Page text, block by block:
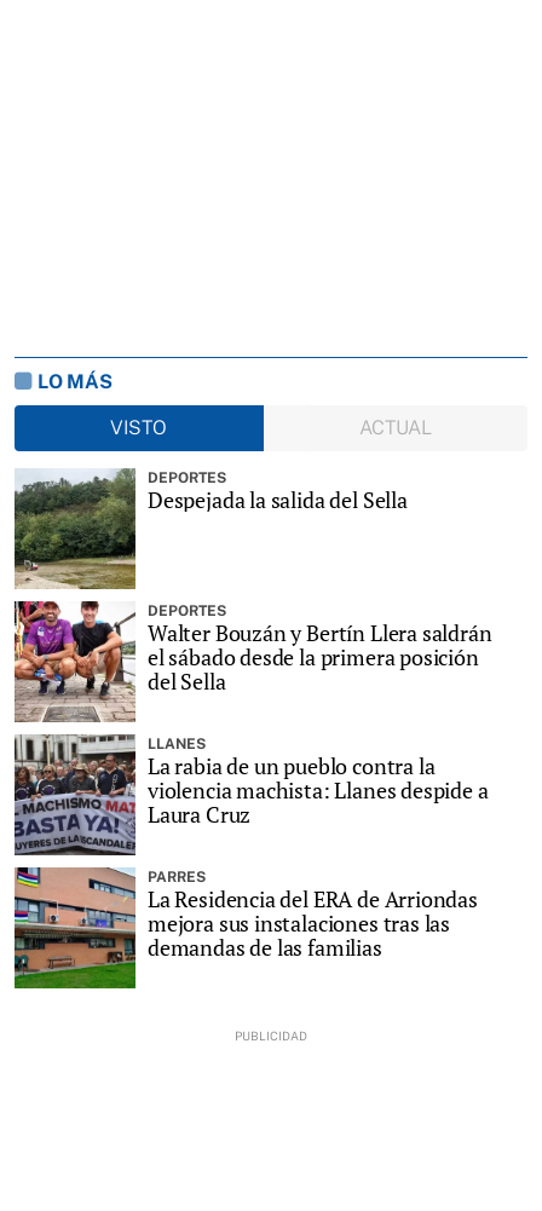
LO MÁS
VISTO
ACTUAL
DEPORTES
Despejada la salida del Sella
DEPORTES
Walter Bouzán y Bertín Llera saldrán
el sábado desde la primera posición
del Sella
LLANES
La rabia de un pueblo contra la
violencia machista: Llanes despide a
Laura Cruz
PARRES
La Residencia del ERA de Arriondas
mejora sus instalaciones tras las
demandas de las familias